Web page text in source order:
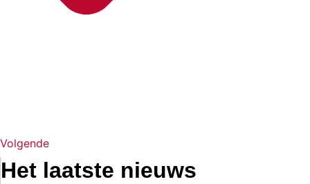
Volgende
Het laatste nieuws